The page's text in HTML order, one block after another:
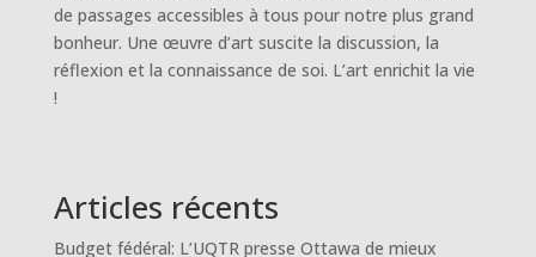
de passages accessibles à tous pour notre plus grand
bonheur. Une œuvre d’art suscite la discussion, la
réflexion et la connaissance de soi. L’art enrichit la vie
!
Articles récents
Budget fédéral: L’UQTR presse Ottawa de mieux